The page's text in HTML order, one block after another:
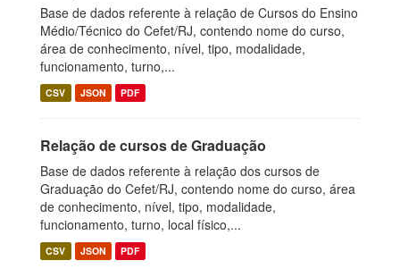
Base de dados referente à relação de Cursos do Ensino
Médio/Técnico do Cefet/RJ, contendo nome do curso,
área de conhecimento, nível, tipo, modalidade,
funcionamento, turno,...
CSV JSON PDF
Relação de cursos de Graduação
Base de dados referente à relação dos cursos de
Graduação do Cefet/RJ, contendo nome do curso, área
de conhecimento, nível, tipo, modalidade,
funcionamento, turno, local físico,...
CSV JSON PDF